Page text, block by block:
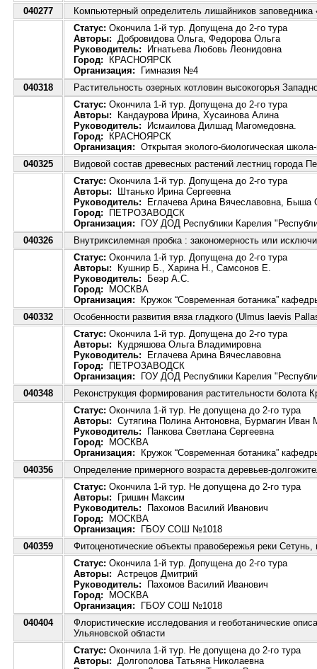
040277
Компьютерный определитель лишайников заповедника
Статус: Окончила 1-й тур. Допущена до 2-го тура
Авторы: Добровидова Ольга, Федорова Ольга
Руководитель: Игнатьева Любовь Леонидовна
Город: КРАСНОЯРСК
Организация: Гимназия №4
040318
Растительность озерных котловин высокогорья
Статус: Окончила 1-й тур. Допущена до 2-го тура
Авторы: Кандаурова Ирина, Хусаинова Алина
Руководитель: Исмаилова Дилшад Магомедовна.
Город: КРАСНОЯРСК
Организация: Открытая эколого-биологическая
040325
Видовой состав древесных растений лестниц города
Статус: Окончила 1-й тур. Допущена до 2-го тура
Авторы: Штанько Ирина Сергеевна
Руководитель: Еглачева Арина Вячеславовна, Быша
Город: ПЕТРОЗАВОДСК
Организация: ГОУ ДОД Республики Карелия
040326
Внутриксилемная пробка : закономерность или
Статус: Окончила 1-й тур. Допущена до 2-го тура
Авторы: Кушнир Б., Харина Н., Самсонов Е.
Руководитель: Беэр А.С.
Город: МОСКВА
Организация: Кружок “Современная ботаника”
040332
Особенности развития вяза гладкого (Ulmus laevis
Статус: Окончила 1-й тур. Допущена до 2-го тура
Авторы: Кудряшова Ольга Владимировна
Руководитель: Еглачева Арина Вячеславовна
Город: ПЕТРОЗАВОДСК
Организация: ГОУ ДОД Республики Карелия
040348
Реконструкция формирования растительности болота
Статус: Окончила 1-й тур. Не допущена до 2-го тура
Авторы: Сутягина Полина Антоновна, Бурмагин Иван
Руководитель: Панкова Светлана Сергеевна
Город: МОСКВА
Организация: Кружок “Современная ботаника”
040356
Определение примерного возраста деревьев-
Статус: Окончила 1-й тур. Не допущена до 2-го тура
Авторы: Гришин Максим
Руководитель: Пахомов Василий Иванович
Город: МОСКВА
Организация: ГБОУ СОШ №1018
040359
Фитоценотические объекты правобережья реки
Статус: Окончила 1-й тур. Допущена до 2-го тура
Авторы: Астрецов Дмитрий
Руководитель: Пахомов Василий Иванович
Город: МОСКВА
Организация: ГБОУ СОШ №1018
040404
Флористические исследования и геоботанические
Ульяновской области
Статус: Окончила 1-й тур. Не допущена до 2-го тура
Авторы: Долгополова Татьяна Николаевна